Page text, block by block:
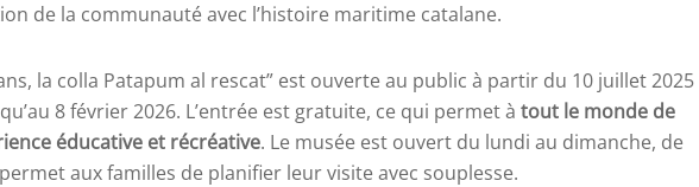
de la communauté avec l’histoire maritime catalane.
la colla Patapum al rescat” est ouverte au public à partir du 10 juillet 2025
8 février 2026. L’entrée est gratuite, ce qui permet à tout le monde de
éducative et récréative. Le musée est ouvert du lundi au dimanche, de
aux familles de planifier leur visite avec souplesse.